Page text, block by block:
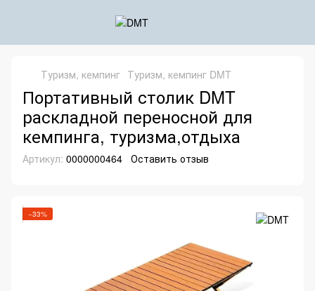
Туризм, кемпинг Туризм, кемпинг DMT
Портативный столик DMT
раскладной переносной для
кемпинга, туризма,отдыха
Артикул: 0000000464 Оставить отзыв
−33%